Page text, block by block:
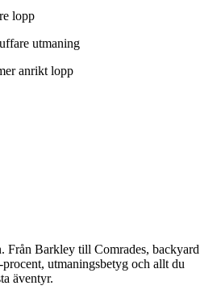
lopp
utmaning
anrikt lopp
Från Barkley till Comrades, backyard
utmaningsbetyg och allt du
äventyr.